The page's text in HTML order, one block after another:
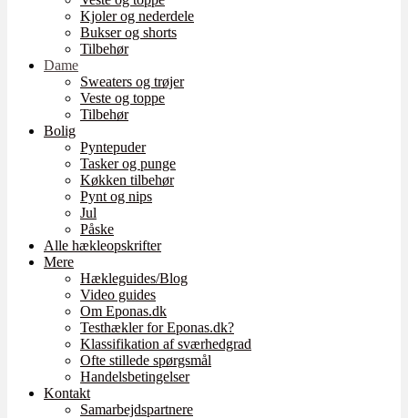
Kjoler og nederdele
Bukser og shorts
Tilbehør
Dame
Sweaters og trøjer
Veste og toppe
Tilbehør
Bolig
Pyntepuder
Tasker og punge
Køkken tilbehør
Pynt og nips
Jul
Påske
Alle hækleopskrifter
Mere
Hækleguides/Blog
Video guides
Om Eponas.dk
Testhækler for Eponas.dk?
Klassifikation af sværhedgrad
Ofte stillede spørgsmål
Handelsbetingelser
Kontakt
Samarbejdspartnere